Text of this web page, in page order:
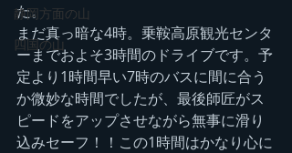
静岡方面の山
四国の山
た。
まだ真っ暗な4時。乗鞍高原観光センタ
ーまでおよそ3時間のドライブです。予
定より1時間早い7時のバスに間に合う
か微妙な時間でしたが、最後師匠がス
ピードをアップさせながら無事に滑り
込みセーフ！！この1時間はかなり心に